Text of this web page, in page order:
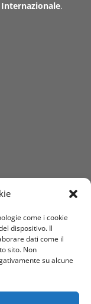
come i cookie
dispositivo. Il
dati come il
sito. Non
su alcune
.